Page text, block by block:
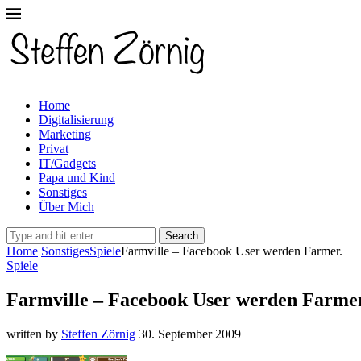
Home
Digitalisierung
Marketing
Privat
IT/Gadgets
Papa und Kind
Sonstiges
Über Mich
Search
Home SonstigesSpieleFarmville – Facebook User werden Farmer.
Spiele
Farmville – Facebook User werden
written by Steffen Zörnig 30. September 2009